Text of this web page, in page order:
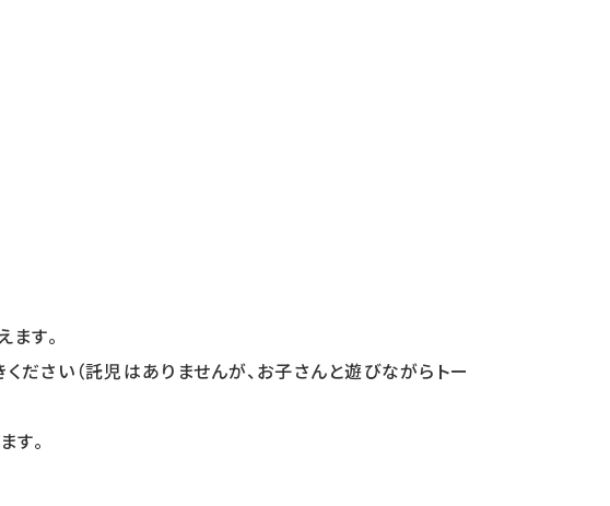
す。
さい（託児はありませんが、お子さんと遊びながらトー
す。